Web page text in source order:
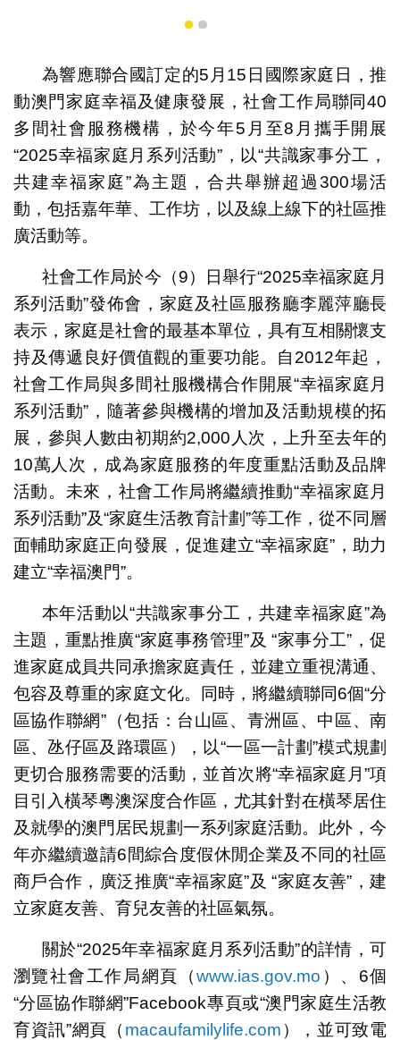
1 2
為響應聯合國訂定的5月15日國際家庭日，推
動澳門家庭幸福及健康發展，社會工作局聯同40
多間社會服務機構，於今年5月至8月攜手開展
“2025幸福家庭月系列活動”，以“共識家事分工，
共建幸福家庭”為主題，合共舉辦超過300場活
動，包括嘉年華、工作坊，以及線上線下的社區推
廣活動等。
社會工作局於今（9）日舉行“2025幸福家庭月
系列活動”發佈會，家庭及社區服務廳李麗萍廳長
表示，家庭是社會的最基本單位，具有互相關懷支
持及傳遞良好價值觀的重要功能。自2012年起，
社會工作局與多間社服機構合作開展“幸福家庭月
系列活動”，隨著參與機構的增加及活動規模的拓
展，參與人數由初期約2,000人次，上升至去年的
10萬人次，成為家庭服務的年度重點活動及品牌
活動。未來，社會工作局將繼續推動“幸福家庭月
系列活動”及“家庭生活教育計劃”等工作，從不同層
面輔助家庭正向發展，促進建立“幸福家庭”，助力
建立“幸福澳門”。
本年活動以“共識家事分工，共建幸福家庭”為
主題，重點推廣“家庭事務管理”及 “家事分工”，促
進家庭成員共同承擔家庭責任，並建立重視溝通、
包容及尊重的家庭文化。同時，將繼續聯同6個“分
區協作聯網”（包括：台山區、青洲區、中區、南
區、氹仔區及路環區），以“一區一計劃”模式規劃
更切合服務需要的活動，並首次將“幸福家庭月”項
目引入橫琴粵澳深度合作區，尤其針對在橫琴居住
及就學的澳門居民規劃一系列家庭活動。此外，今
年亦繼續邀請6間綜合度假休閒企業及不同的社區
商戶合作，廣泛推廣“幸福家庭”及 “家庭友善”，建
立家庭友善、育兒友善的社區氣氛。
關於“2025年幸福家庭月系列活動”的詳情，可
瀏覽社會工作局網頁（www.ias.gov.mo ）、6個
“分區協作聯網”Facebook專頁或“澳門家庭生活教
育資訊”網頁（ macaufamilylife.com ），並可致電